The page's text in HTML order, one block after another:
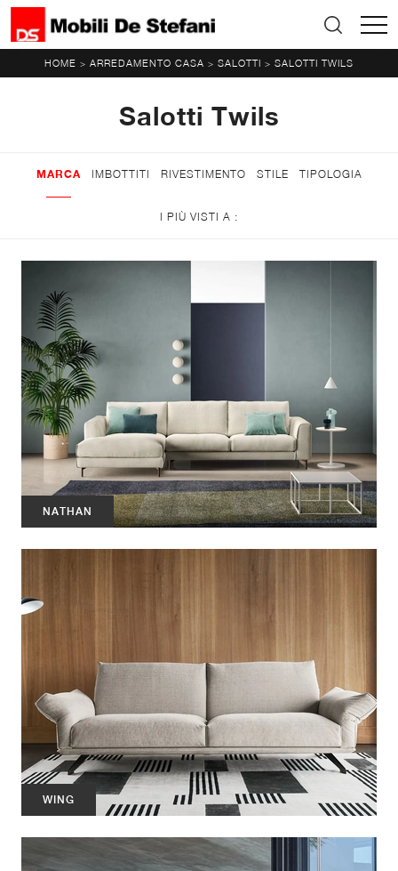
HOME > ARREDAMENTO CASA > SALOTTI > SALOTTI TWILS
Salotti Twils
MARCA IMBOTTITI RIVESTIMENTO STILE TIPOLOGIA
I PIÙ VISTI A :
NATHAN
WING